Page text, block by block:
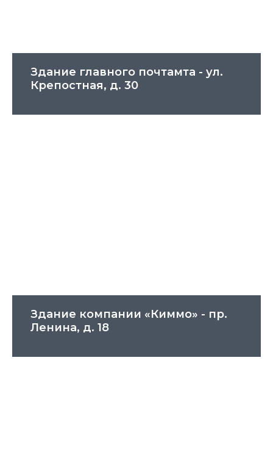
Здание главного почтамта - ул.
Крепостная, д. 30
Здание компании «Киммо» - пр.
Ленина, д. 18